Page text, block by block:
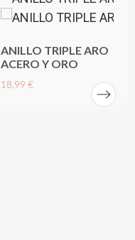
ANILLO TRIPLE ARO
ACERO Y ORO
18,99 €